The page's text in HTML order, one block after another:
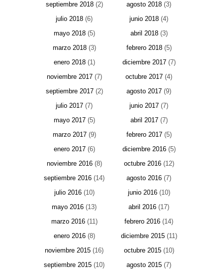
septiembre 2018(2) agosto 2018 (3)
julio 2018 (6) junio 2018 (4)
mayo 2018(5) abril 2018(3)
marzo 2018(3) febrero 2018(5)
enero 2018(1) diciembre 2017(7)
noviembre 2017(7) octubre 2017 (4)
septiembre 2017(2) agosto 2017 (9)
julio 2017 (7) junio 2017 (7)
mayo 2017(5) abril 2017(7)
marzo 2017(9) febrero 2017(5)
enero 2017(6) diciembre 2016(5)
noviembre 2016(8) octubre 2016(12)
septiembre 2016 (14) agosto 2016 (7)
julio 2016(10) junio 2016(10)
mayo 2016 (13) abril 2016 (17)
marzo 2016(11) febrero 2016 (14)
enero 2016(8) diciembre 2015(11)
noviembre 2015 (16) octubre 2015(10)
septiembre 2015 (10) agosto 2015 (7)